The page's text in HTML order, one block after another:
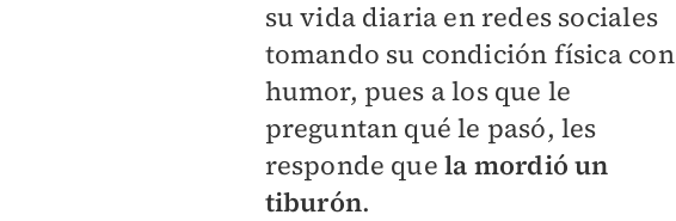
su vida diaria en redes sociales
tomando su condición física con
humor, pues a los que le
preguntan qué le pasó, les
responde quela mordió un
tiburón.